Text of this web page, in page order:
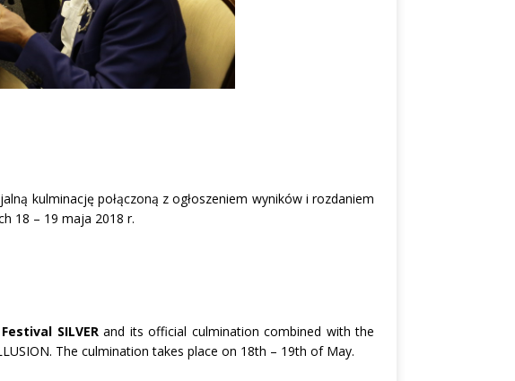
kulminację połączoną z ogłoszeniem wyników i rozdaniem
18 – 19 maja 2018 r.
SILVERand its official culmination combined with the
The culmination takes place on 18th – 19th of May.